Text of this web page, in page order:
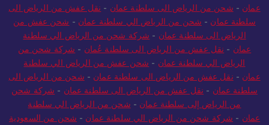
عمان - شحن من الرياض الى سلطنة عمان - نقل عفش من الرياض الى
سلطنة عمان - شحن من الرياض الي سلطنة عمان - شحن عفش من
الرياض الى سلطنة عمان - شركة شحن من الرياض الي سلطنة
عمان - نقل عفش من الرياض الى سلطنة عُمان - شركة شحن من
الرياض الي سلطنة عمان - شحن عفش من الرياض الي سلطنة
عمان - نقل عفش من الرياض الى سلطنة عمان - شحن من الرياض الى
سلطنة عمان - نقل عفش من الرياض الى سلطنة عمان - شركة شحن
من الرياض إلى سلطنة عمان - شحن من الرياض الي سلطنة
عمان - شركة شحن من الرياض الي سلطنة عمان - شحن من السعودية